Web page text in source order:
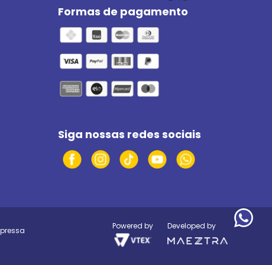
Formas de pagamento
Siga nossas redes sociais
Powered by Developed by